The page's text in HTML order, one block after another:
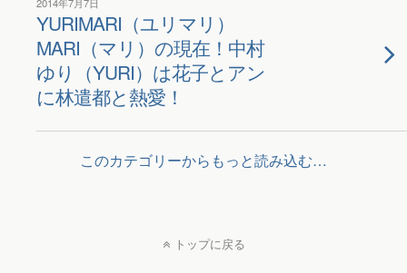
YURIMARI（ユリマリ）
MARI（マリ）の現在！中村
ゆり（YURI）は花子とアン
に林遣都と熱愛！
このカテゴリーからもっと読み込む…
トップに戻る